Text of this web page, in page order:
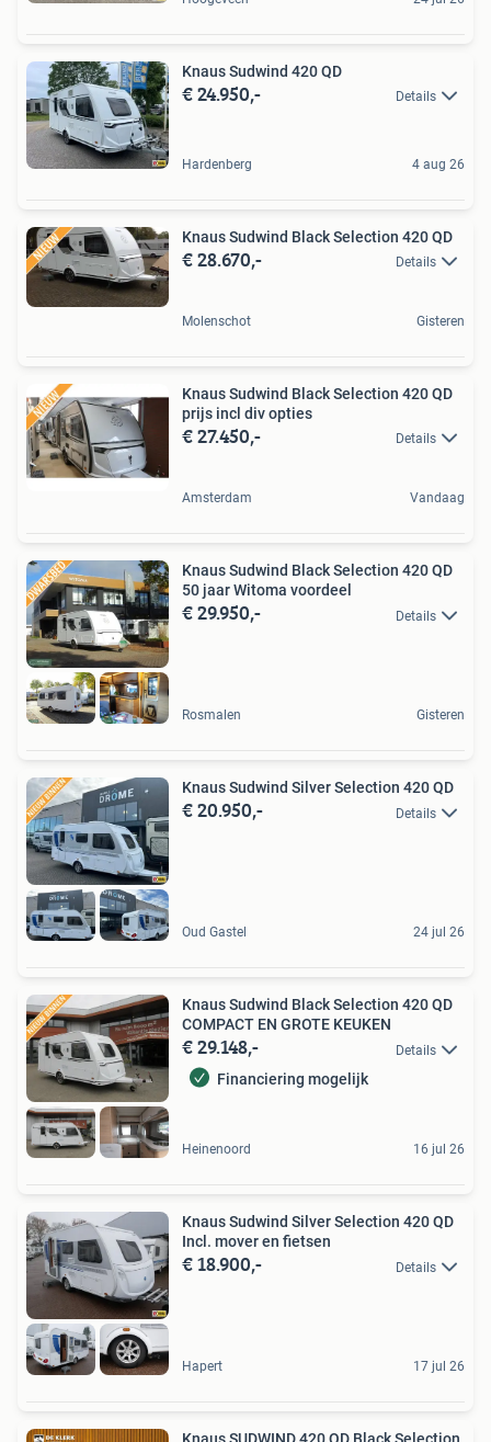
Knaus Sudwind 420 QD
€ 24.950,- Details
Hardenberg 4 aug 26
Knaus Sudwind Black Selection 420 QD
€ 28.670,- Details
Molenschot Gisteren
Knaus Sudwind Black Selection 420 QD
prijs incl div opties
€ 27.450,- Details
Amsterdam Vandaag
Knaus Sudwind Black Selection 420 QD
50 jaar Witoma voordeel
€ 29.950,- Details
Rosmalen Gisteren
Knaus Sudwind Silver Selection 420 QD
€ 20.950,- Details
Oud Gastel 24 jul 26
Knaus Sudwind Black Selection 420 QD
COMPACT EN GROTE KEUKEN
€ 29.148,- Details
Financiering mogelijk
Heinenoord 16 jul 26
Knaus Sudwind Silver Selection 420 QD
Incl. mover en fietsen
€ 18.900,- Details
Hapert 17 jul 26